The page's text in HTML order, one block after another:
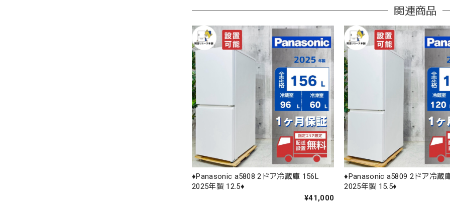
関連商品
♦️Panasonic a5808 2ドア冷蔵庫 156L
2025年製 12.5♦️
¥41,000
♦️Panasonic a5809 2ドア冷蔵
2025年製 15.5♦️